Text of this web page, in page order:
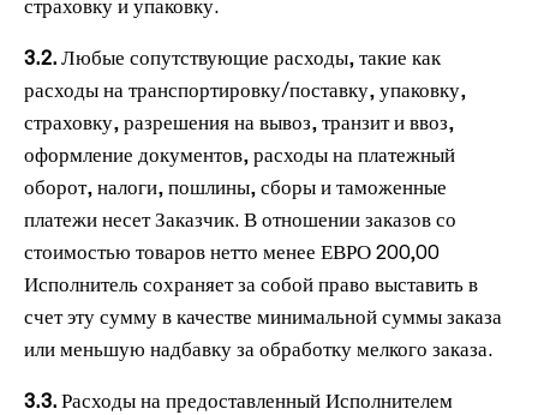
страховку и упаковку.
3.2. Любые сопутствующие расходы, такие как
расходы на транспортировку/поставку, упаковку,
страховку, разрешения на вывоз, транзит и ввоз,
оформление документов, расходы на платежный
оборот, налоги, пошлины, сборы и таможенные
платежи несет Заказчик. В отношении заказов со
стоимостью товаров нетто менее ЕВРО 200,00
Исполнитель сохраняет за собой право выставить в
счет эту сумму в качестве минимальной суммы заказа
или меньшую надбавку за обработку мелкого заказа.
3.3. Расходы на предоставленный Исполнителем